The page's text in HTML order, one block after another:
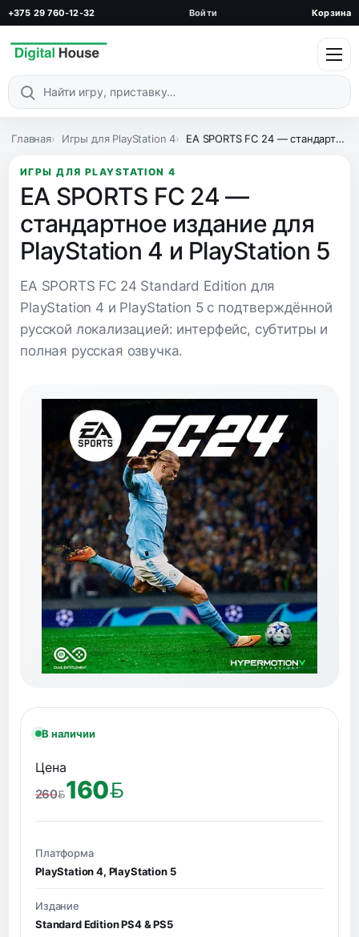
+375 29 760-12-32 Войти Корзина
Поиск по каталогу
Главная Игры для PlayStation 4 EA SPORTS FC 24 — стандартное издание для PlayStation 4 и PlayStation 5
ИГРЫ ДЛЯ PLAYSTATION 4
EA SPORTS FC 24 —
стандартное издание для
PlayStation 4 и PlayStation 5
EA SPORTS FC 24 Standard Edition для
PlayStation 4 и PlayStation 5 с подтверждённой
русской локализацией: интерфейс, субтитры и
полная русская озвучка.
В наличии
Цена
260
BYN 160
BYN
Платформа
PlayStation 4, PlayStation 5
Издание
Standard Edition PS4 & PS5